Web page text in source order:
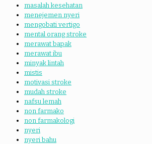
masalah kesehatan
menejemen nyeri
mengobati vertigo
mental orang stroke
merawat bapak
merawat ibu
minyak lintah
mistis
motivasi stroke
mudah stroke
nafsu lemah
non farmako
non farmakologi
nyeri
nyeri bahu